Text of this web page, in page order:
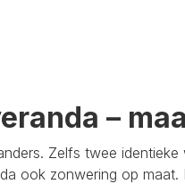
–
Zelfs twee
ook zonwering op